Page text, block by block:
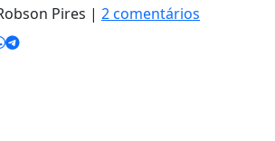
Pires | 2 comentários